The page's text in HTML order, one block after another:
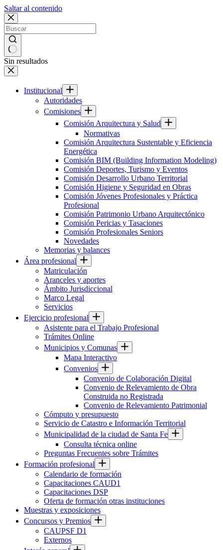
Saltar al contenido
Sin resultados
Institucional
Autoridades
Comisiones
Comisión Arquitectura y Salud
Normativas
Comisión Arquitectura Sustentable y Eficiencia
Energética
Comisión BIM (Building Information Modeling)
Comisión Deportes, Turismo y Eventos
Comisión Desarrollo Urbano Territorial
Comisión Higiene y Seguridad en Obras
Comisión Jóvenes Profesionales y Práctica
Profesional
Comisión Patrimonio Urbano Arquitectónico
Comisión Pericias y Tasaciones
Comisión Profesionales Seniors
Novedades
Memorias y balances
Área profesional
Matriculación
Aranceles y aportes
Ámbito Jurisdiccional
Marco Legal
Servicios
Ejercicio profesional
Asistente para el Trabajo Profesional
Trámites Online
Municipios y Comunas
Mapa Interactivo
Convenios
Convenio de Colaboración Digital
Convenio de Relevamiento de Obra
Construida no Registrada
Convenio de Relevamiento Patrimonial
Cómputo y presupuesto
Servicio de Catastro e Información Territorial
Municipalidad de la ciudad de Santa Fe
Consulta técnica online
Preguntas Frecuentes sobre Trámites
Formación profesional
Calendario de formación
Capacitaciones CAUD1
Capacitaciones DSP
Oferta de formación otras instituciones
Muestras y exposiciones
Concursos y Premios
CAUPSF D1
Externos